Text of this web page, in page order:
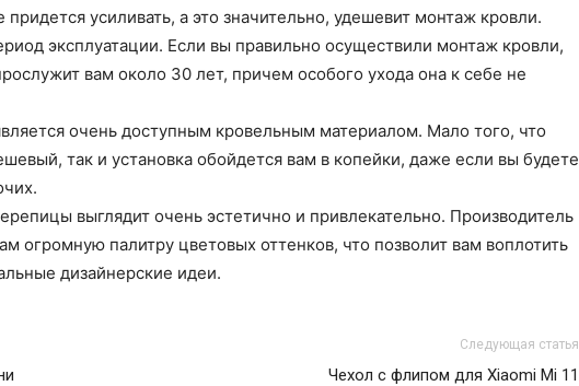
придется усиливать, а это значительно, удешевит монтаж кровли.
эксплуатации. Если вы правильно осуществили монтаж кровли,
вам около 30 лет, причем особого ухода она к себе не
очень доступным кровельным материалом. Мало того, что
так и установка обойдется вам в копейки, даже если вы будете
выглядит очень эстетично и привлекательно. Производитель
огромную палитру цветовых оттенков, что позволит вам воплотить
дизайнерские идеи.
Следующая статья
Чехол с флипом для Xiaomi Mi 11